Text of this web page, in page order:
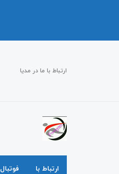
ارتباط با ما در مدیا
ارتباط با
فوتبال